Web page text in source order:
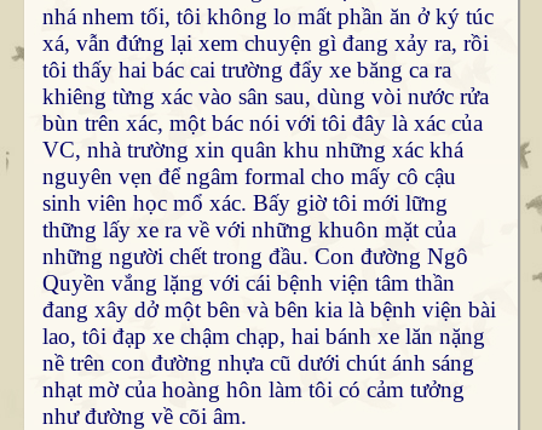
nhá nhem tối, tôi không lo mất phần ăn ở ký túc
xá, vẫn đứng lại xem chuyện gì đang xảy ra, rồi
tôi thấy hai bác cai trường đẩy xe băng ca ra
khiêng từng xác vào sân sau, dùng vòi nước rửa
bùn trên xác, một bác nói với tôi đây là xác của
VC, nhà trường xin quân khu những xác khá
nguyên vẹn để ngâm formal cho mấy cô cậu
sinh viên học mổ xác. Bấy giờ tôi mới lững
thững lấy xe ra về với những khuôn mặt của
những người chết trong đầu. Con đường Ngô
Quyền vắng lặng với cái bệnh viện tâm thần
đang xây dở một bên và bên kia là bệnh viện bài
lao, tôi đạp xe chậm chạp, hai bánh xe lăn nặng
nề trên con đường nhựa cũ dưới chút ánh sáng
nhạt mờ của hoàng hôn làm tôi có cảm tưởng
như đường về cõi âm.